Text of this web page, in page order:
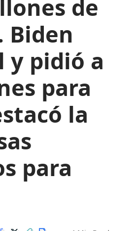
de
Biden
y pidió a
para
la
para